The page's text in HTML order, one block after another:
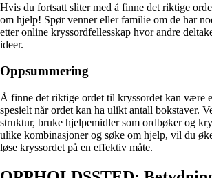
Hvis du fortsatt sliter med å finne det riktige
om hjelp! Spør venner eller familie om de har
etter online kryssordfellesskap hvor andre
ideer.
Oppsummering
Å finne det riktige ordet til kryssordet kan være
spesielt når ordet kan ha ulikt antall bokstaver.
struktur, bruke hjelpemidler som ordbøker og
ulike kombinasjoner og søke om hjelp, vil du
løse kryssordet på en effektiv måte.